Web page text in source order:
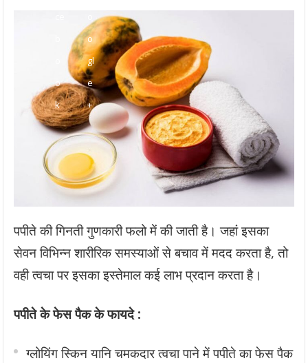
पपीते की गिनती गुणकारी फलो में की जाती है। जहां इसका
सेवन विभिन्न शारीरिक समस्याओं से बचाव में मदद करता है, तो
वही त्वचा पर इसका इस्तेमाल कई लाभ प्रदान करता है।
पपीते के फेस पैक के फायदे :
ग्लोयिंग स्किन यानि चमकदार त्वचा पाने में पपीते का फेस पैक